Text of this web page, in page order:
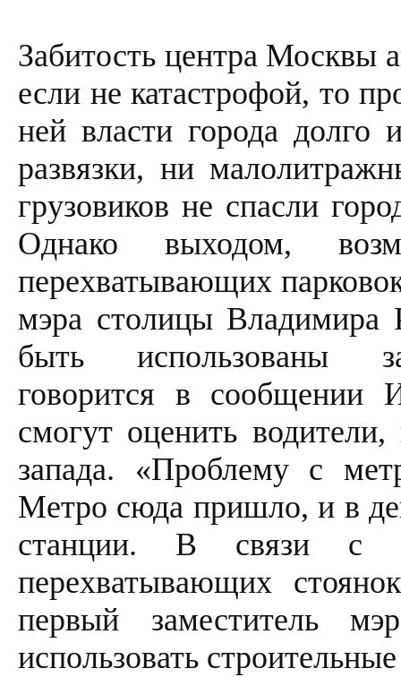
Забитость центра Москвы
если не катастрофой, то
ней власти города
развязки, ни
грузовиков не спасли
Однако выходом,
перехватывающих
мэра столицы Владимира
быть использованы
говорится в сообщении
смогут оценить
запада. «Проблему с
Метро сюда пришло, и в
станции. В связи с
перехватывающих
первый заместитель
использовать